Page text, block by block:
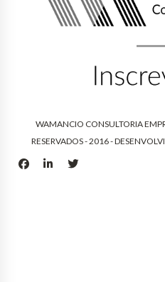
WAMANCIO CONSULTORIA
RESERVADOS - 2016 -